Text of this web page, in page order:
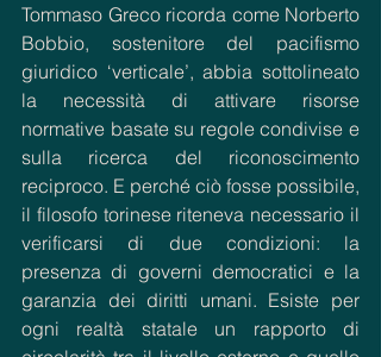
Tommaso Greco ricorda come Norberto
Bobbio, sostenitore del pacifismo
giuridico ‘verticale’, abbia sottolineato
la necessità di attivare risorse
normative basate su regole condivise e
sulla ricerca del riconoscimento
reciproco. E perché ciò fosse possibile,
il filosofo torinese riteneva necessario il
verificarsi di due condizioni: la
presenza di governi democratici e la
garanzia dei diritti umani. Esiste per
ogni realtà statale un rapporto di